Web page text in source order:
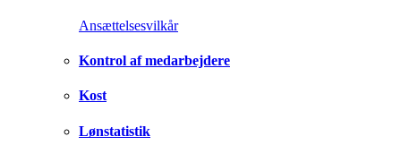
Ansættelsesvilkår
Kontrol af medarbejdere
Kost
Lønstatistik